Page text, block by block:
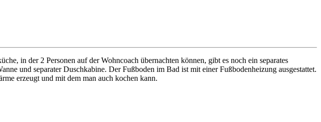
in der 2 Personen auf der Wohncoach übernachten können, gibt es noch ein separates
und separater Duschkabine. Der Fußboden im Bad ist mit einer Fußbodenheizung ausgestattet.
erzeugt und mit dem man auch kochen kann.